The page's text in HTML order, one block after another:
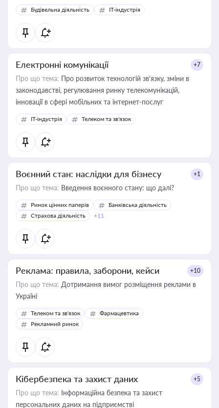
Будівельна діяльність IT-індустрія
Електронні комунікації +7
Про що тема: Про розвиток технологій зв'язку, зміни в
законодавстві, регулювання ринку телекомунікацій,
інновації в сфері мобільних та інтернет-послуг
IT-індустрія Телеком та зв'язок
Воєнний стан: наслідки для бізнесу +1
Про що тема: Введення воєнного стану: що далі?
Ринок цінних паперів
Банківська діяльність
Страхова діяльність
+11
Реклама: правила, заборони, кейси +10
Про що тема: Дотримання вимог розміщення реклами в
Україні
Телеком та зв'язок
Фармацевтика
Рекламний ринок
Кібербезпека та захист даних +5
Про що тема: Інформаційна безпека та захист
персональних даних на підприємстві